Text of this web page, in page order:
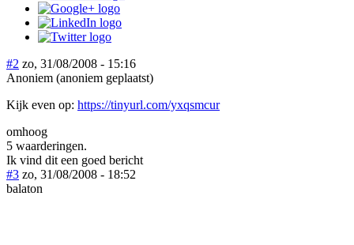
#2 zo, 31/08/2008 - 15:16
Anoniem (anoniem geplaatst)
Kijk even op: https://tinyurl.com/yxqsmcur
omhoog
5 waarderingen.
Ik vind dit een goed bericht
#3 zo, 31/08/2008 - 18:52
balaton